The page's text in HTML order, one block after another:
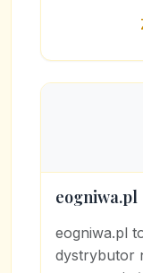
eogniwa.pl
eogniwa.pl
dystrybutor